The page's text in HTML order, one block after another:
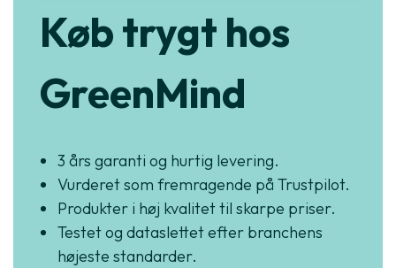
Køb trygt hos
GreenMind
3 års garanti og hurtig levering.
Vurderet som fremragende på Trustpilot.
Produkter i høj kvalitet til skarpe priser.
Testet og dataslettet efter branchens
højeste standarder.